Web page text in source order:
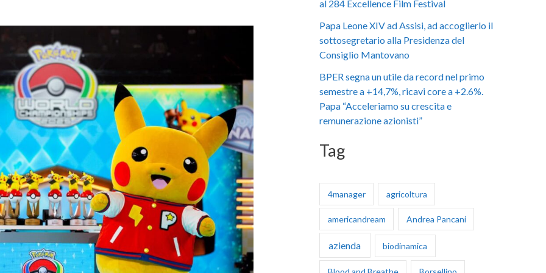
al 284 Excellence Film Festival
Papa Leone XIV ad Assisi, ad accoglierlo il
sottosegretario alla Presidenza del
Consiglio Mantovano
BPER segna un utile da record nel primo
semestre a +14,7%, ricavi core a +2.6%.
Papa “Acceleriamo su crescita e
remunerazione azionisti”
Tag
4manager agricoltura
americandream Andrea Pancani
azienda biodinamica